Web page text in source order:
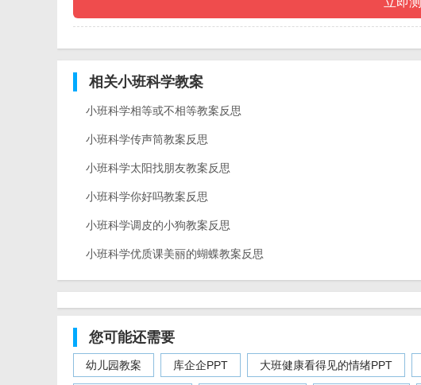
相关小班科学教案
小班科学相等或不相等教案反思
小班科学传声筒教案反思
小班科学太阳找朋友教案反思
小班科学你好吗教案反思
小班科学调皮的小狗教案反思
小班科学优质课美丽的蝴蝶教案反思
您可能还需要
幼儿园教案 库企企PPT 大班健康看得见的情绪PPT